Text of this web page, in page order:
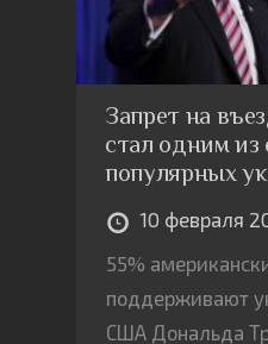
Запрет на
стал одним из
популярных
10 февраля
55%
поддерживают
США Дональда